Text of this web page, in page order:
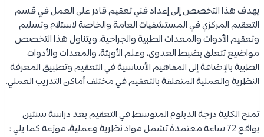
يهدف هذا التخصص إلى إعداد فني تعقيم قادر على العمل في قسم
التعقيم المركزي في المستشفيات العامة والخاصة لاستلام وتسليم
وتعقيم الأدوات والمعدات الطبية والجراحية، ويتناول هذا التخصص
مواضيع تتعلق بضبط العدوى، وعلم الأوبئة، والمعدات والأدوات
الطبية بالإضافة إلى المفاهيم الأساسية في التعقيم وتطبيق المعرفة
النظرية والعملية المتعلقة بالتعقيم في مختلف أماكن التدريب العملي.
تمنح الكلية درجة الدبلوم المتوسط في التعقيم بعد دراسة سنتين
بواقع 72 ساعة معتمدة تشمل مواد نظرية وعملية، موزعة كما يلي :